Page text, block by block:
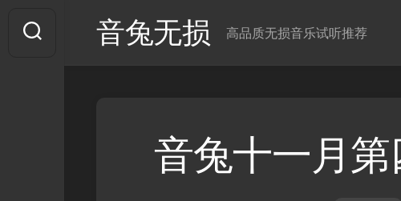
content
音兔无损 高品质无损音乐试听推荐
音兔十一月